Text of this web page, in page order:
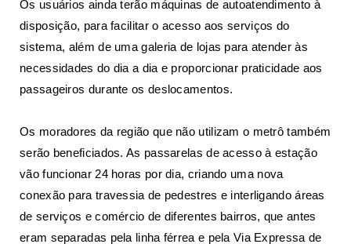
Os usuários ainda terão máquinas de autoatendimento à
disposição, para facilitar o acesso aos serviços do
sistema, além de uma galeria de lojas para atender às
necessidades do dia a dia e proporcionar praticidade aos
passageiros durante os deslocamentos.
Os moradores da região que não utilizam o metrô também
serão beneficiados. As passarelas de acesso à estação
vão funcionar 24 horas por dia, criando uma nova
conexão para travessia de pedestres e interligando áreas
de serviços e comércio de diferentes bairros, que antes
eram separadas pela linha férrea e pela Via Expressa de